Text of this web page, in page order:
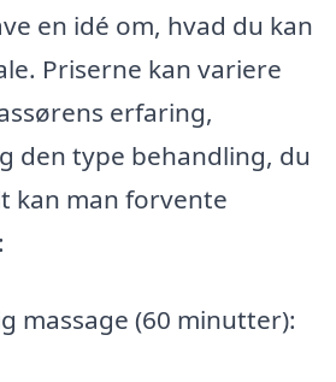
en idé om, hvad du kan
Priserne kan variere
erfaring,
den type behandling, du
kan man forvente
massage (60 minutter):